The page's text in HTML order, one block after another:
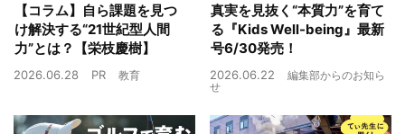
【コラム】自ら課題を見つ
け解決する“21世紀型人間
力”とは？【栄枝慶樹】
2026.06.28 PR 教育
真実を見抜く“本質力”を育て
る『Kids Well-being』最新
号6/30発売！
2026.06.22
編集部からのお知ら
せ